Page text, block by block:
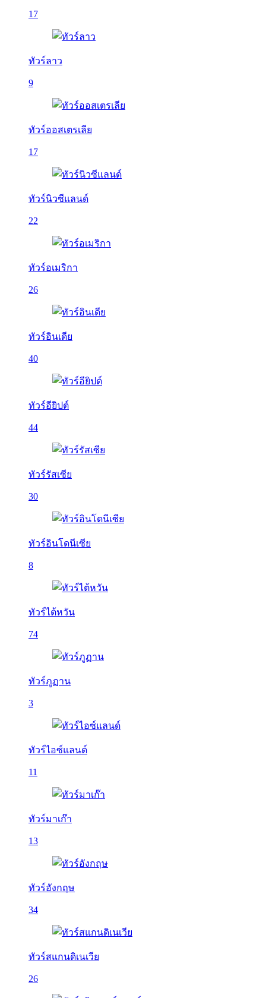
17
ทัวร์ลาว
9
ทัวร์ออสเตรเลีย
17
ทัวร์นิวซีแลนด์
22
ทัวร์อเมริกา
26
ทัวร์อินเดีย
40
ทัวร์อียิปต์
44
ทัวร์รัสเซีย
30
ทัวร์อินโดนีเซีย
8
ทัวร์ไต้หวัน
74
ทัวร์ภูฏาน
3
ทัวร์ไอซ์แลนด์
11
ทัวร์มาเก๊า
13
ทัวร์อังกฤษ
34
ทัวร์สแกนดิเนเวีย
26